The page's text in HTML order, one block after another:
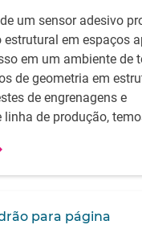
um sensor adesivo
estrutural em espaços
em um ambiente de
de geometria em
de engrenagens e
linha de produção,